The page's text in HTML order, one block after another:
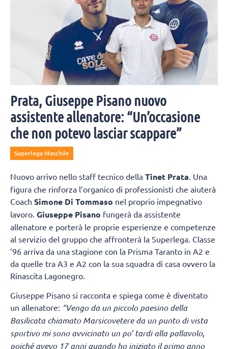
Prata, Giuseppe Pisano nuovo
assistente allenatore: “Un’occasione
che non potevo lasciar scappare”
Superlega Maschile
Nuovo arrivo nello staff tecnico della Tinet Prata . Una
figura che rinforza l’organico di professionisti che aiuterà
Coach Simone Di Tommaso nel proprio impegnativo
lavoro. Giuseppe Pisano fungerà da assistente
allenatore e porterà le proprie esperienze e competenze
al servizio del gruppo che affronterà la Superlega. Classe
’96 arriva da una stagione con la Prisma Taranto in A2 e
da quelle tra A3 e A2 con la sua squadra di casa ovvero la
Rinascita Lagonegro.
Giuseppe Pisano si racconta e spiega come è diventato
un allenatore: “Vengo da un piccolo paesino della
Basilicata chiamato Marsicovetere da un punto di vista
sportivo mi sono avvicinato un po’ tardi alla pallavolo,
poiché avevo 17 anni quando ho iniziato il primo anno